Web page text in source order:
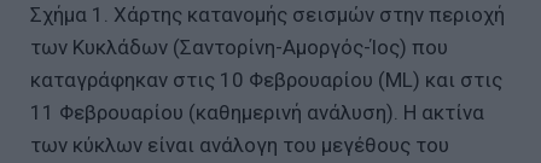
Σχήμα 1. Χάρτης κατανομής σεισμών στην περιοχή
των Κυκλάδων (Σαντορίνη-Αμοργός-Ίος) που
καταγράφηκαν στις 10 Φεβρουαρίου (ML) και στις
11 Φεβρουαρίου (καθημερινή ανάλυση). Η ακτίνα
των κύκλων είναι ανάλογη του μεγέθους του